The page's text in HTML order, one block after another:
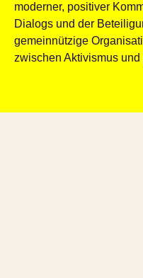
moderner, positiver
Dialogs und der
gemeinnützige
zwischen Aktivismus